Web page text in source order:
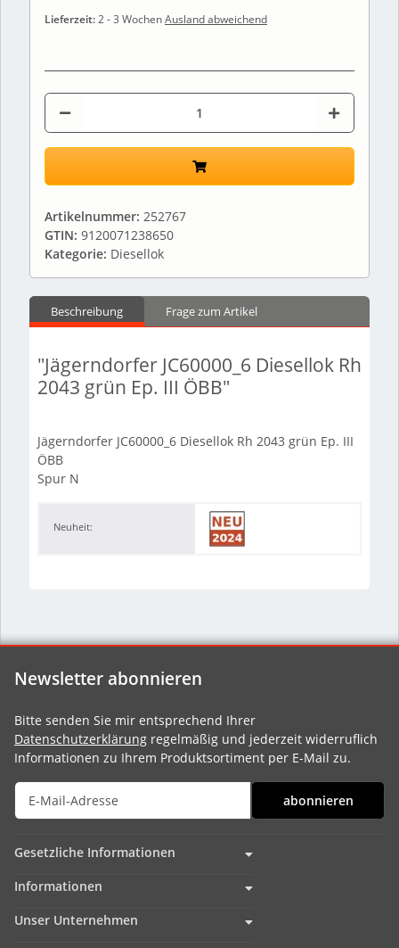
Lieferzeit:2 - 3 WochenAusland abweichend
Artikelnummer: 252767
GTIN: 9120071238650
Kategorie: Diesellok
Beschreibung Frage zum Artikel
"Jägerndorfer JC60000_6 Diesellok Rh
2043 grün Ep. III ÖBB"
Jägerndorfer JC60000_6 Diesellok Rh 2043 grün Ep. III
ÖBB
Spur N
Neuheit:
Newsletter abonnieren
Bitte senden Sie mir entsprechend Ihrer
Datenschutzerklärung regelmäßig und jederzeit widerruflich
Informationen zu Ihrem Produktsortiment per E-Mail zu.
abonnieren
Gesetzliche Informationen
Informationen
Unser Unternehmen